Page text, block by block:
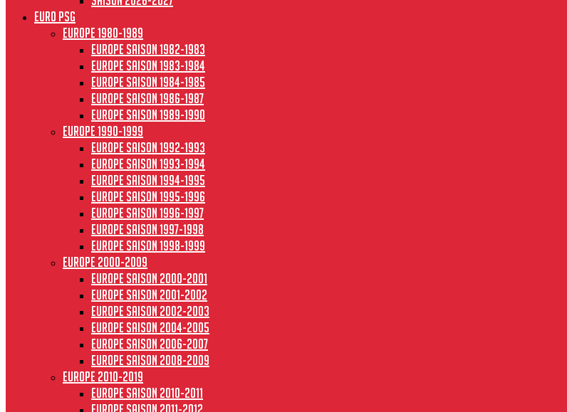
Euro PSG
Europe 1980-1989
Europe saison 1982-1983
Europe Saison 1983-1984
Europe saison 1984-1985
Europe saison 1986-1987
Europe saison 1989-1990
Europe 1990-1999
Europe saison 1992-1993
Europe saison 1993-1994
Europe saison 1994-1995
Europe saison 1995-1996
Europe saison 1996-1997
Europe Saison 1997-1998
Europe saison 1998-1999
Europe 2000-2009
Europe saison 2000-2001
Europe saison 2001-2002
Europe saison 2002-2003
Europe saison 2004-2005
Europe saison 2006-2007
Europe saison 2008-2009
Europe 2010-2019
Europe saison 2010-2011